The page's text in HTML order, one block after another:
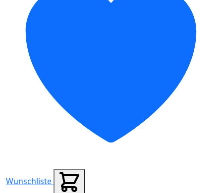
Wunschliste